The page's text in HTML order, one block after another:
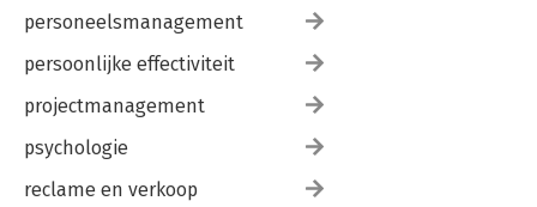
personeelsmanagement
persoonlijke effectiviteit
projectmanagement
psychologie
reclame en verkoop